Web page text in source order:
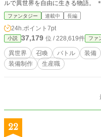
ファンタジー 連載中 長編
24h.ポイント 7pt
小説 37,179 位 / 228,619件 ファ
異世界 召喚 バトル 装備
装備制作
生産職
22